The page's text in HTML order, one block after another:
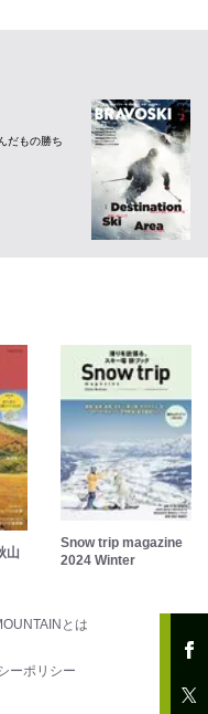
だもの勝ち
山
Snow trip magazine
2024 Winter
とは
ーポリシー